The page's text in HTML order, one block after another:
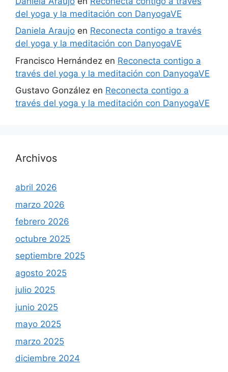
del yoga y la meditación con DanyogaVE
Daniela Araujo en Reconecta contigo a través
del yoga y la meditación con DanyogaVE
Francisco Hernández en Reconecta contigo a
través del yoga y la meditación con DanyogaVE
Gustavo González en Reconecta contigo a
través del yoga y la meditación con DanyogaVE
Archivos
abril 2026
marzo 2026
febrero 2026
octubre 2025
septiembre 2025
agosto 2025
julio 2025
junio 2025
mayo 2025
marzo 2025
diciembre 2024